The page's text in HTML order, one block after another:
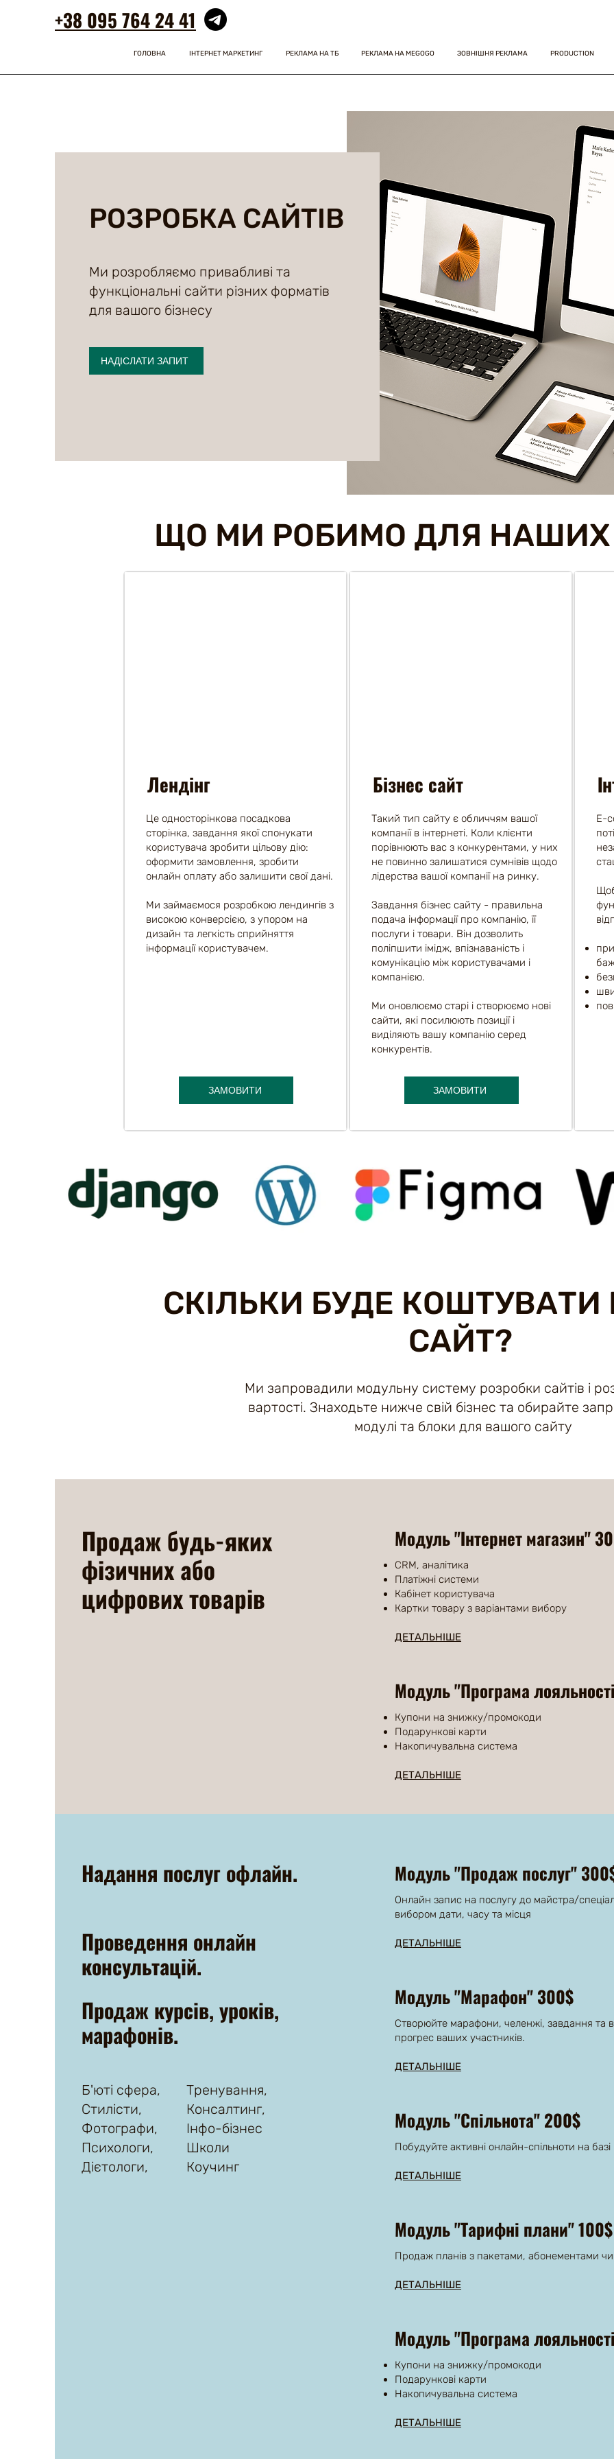
+38 095 764 24 41
ГОЛОВНА ІНТЕРНЕТ МАРКЕТИНГ РЕКЛАМА НА ТБ РЕКЛАМА НА MEGOGO ЗОВНІШНЯ РЕКЛАМА PRODUCTION
РОЗРОБКА САЙТІВ
Ми розробляємо привабливі та
функціональні сайти різних форматів
для вашого бізнесу
НАДІСЛАТИ ЗАПИТ
ЩО МИ РОБИМО ДЛЯ НАШИХ
Лендінг
Це односторінкова посадкова
сторінка, завдання якої спонукати
користувача зробити цільову дію:
оформити замовлення, зробити
онлайн оплату або залишити свої дані.
Ми займаємося розробкою лендингів з
високою конверсією, з упором на
дизайн та легкість сприйняття
інформації користувачем.
ЗАМОВИТИ
Бізнес сайт
Такий тип сайту є обличчям вашої
компанії в інтернеті. Коли клієнти
порівнюють вас з конкурентами, у них
не повинно залишатися сумнівів щодо
лідерства вашої компанії на ринку.
Завдання бізнес сайту - правильна
подача інформації про компанію, її
послуги і товари. Він дозволить
поліпшити імідж, впізнаваність і
комунікацію між користувачами і
компанією.
Ми оновлюємо старі і створюємо нові
сайти, які посилюють позиції і
виділяють вашу компанію серед
конкурентів.
ЗАМОВИТИ
E-
СКІЛЬКИ БУДЕ КОШТУВАТИ
САЙТ?
Ми запровадили модульну систему розробки сайтів і
вартості. Знаходьте нижче свій бізнес та обирайте
модулі та блоки для вашого сайту
Продаж будь-яких
фізичних або
цифрових товарів
Модуль "Інтернет магазин"
CRM, аналітика
Платіжні системи
Кабінет користувача
Картки товару з варіантами вибору
ДЕТАЛЬНІШЕ
Модуль "Програма
Купони на знижку/промокоди
Подарункові карти
Накопичувальна система
ДЕТАЛЬНІШЕ
Надання послуг офлайн.
Проведення онлайн
консультацій.
Продаж курсів, уроків,
марафонів.
Б'юті сфера,
Стилісти,
Фотографи,
Психологи,
Дієтологи,
Тренування,
Консалтинг,
Інфо-бізнес
Школи
Коучинг
Модуль "Продаж послуг"
Онлайн запис на послугу до майстра/
вибором дати, часу та місця
ДЕТАЛЬНІШЕ
Модуль "Марафон" 300$
Створюйте марафони, челенжі, завдання та
прогрес ваших участників.
ДЕТАЛЬНІШЕ
Модуль "Спільнота" 200$
Побудуйте активні онлайн-спільноти на
ДЕТАЛЬНІШЕ
Модуль "Тарифні плани" 100$
Продаж планів з пакетами, абонементами
ДЕТАЛЬНІШЕ
Модуль "Програма
Купони на знижку/промокоди
Подарункові карти
Накопичувальна система
ДЕТАЛЬНІШЕ